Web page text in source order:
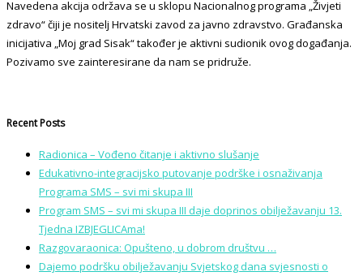
Navedena akcija održava se u sklopu Nacionalnog programa „Živjeti
zdravo“ čiji je nositelj Hrvatski zavod za javno zdravstvo. Građanska
inicijativa „Moj grad Sisak“ također je aktivni sudionik ovog događanja.
Pozivamo sve zainteresirane da nam se pridruže.
Recent Posts
Radionica – Vođeno čitanje i aktivno slušanje
Edukativno-integracijsko putovanje podrške i osnaživanja
Programa SMS – svi mi skupa III
Program SMS – svi mi skupa III daje doprinos obilježavanju 13.
Tjedna IZBJEGLICAma!
Razgovaraonica: Opušteno, u dobrom društvu …
Dajemo podršku obilježavanju Svjetskog dana svjesnosti o